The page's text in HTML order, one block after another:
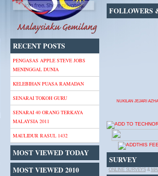
RECENT POSTS
PENGASAS APPLE STEVE JOBS
MENINGGAL DUNIA
KELEBIHAN PUASA RAMADAN
SENARAI TOKOH GURU
SENARAI 40 ORANG TERKAYA
MALAYSIA 2011
MAULIDUR RASUL 1432
MOST VIEWED TODAY
MOST VIEWED 2010
FOLLOWERS
NUKILAN JEJARI
SURVEY
ONLINE SURVEYS&